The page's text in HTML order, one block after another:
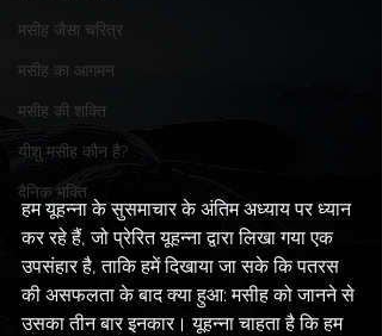
मसीह जैसा चरित्र
मसीह का आगमन
मसीह की शक्ति
यीशु मसीह कौन है?
दैनिक भक्ति
हम यूहन्ना के सुसमाचार के अंतिम अध्याय पर ध्यान
कर रहे हैं, जो प्रेरित यूहन्ना द्वारा लिखा गया एक
उपसंहार है, ताकि हमें दिखाया जा सके कि पतरस
की असफलता के बाद क्या हुआ: मसीह को जानने से
उसका तीन बार इनकार। यूहन्ना चाहता है कि हम